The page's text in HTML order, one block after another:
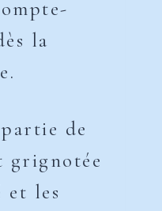
la
de
grignotée
les